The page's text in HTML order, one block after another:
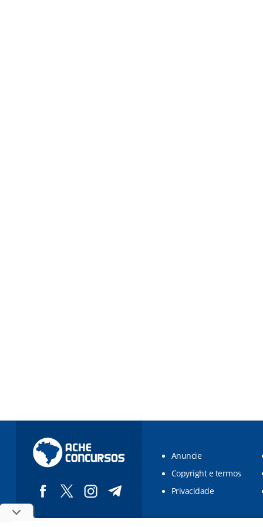
Anuncie
Copyright e termos
Privacidade